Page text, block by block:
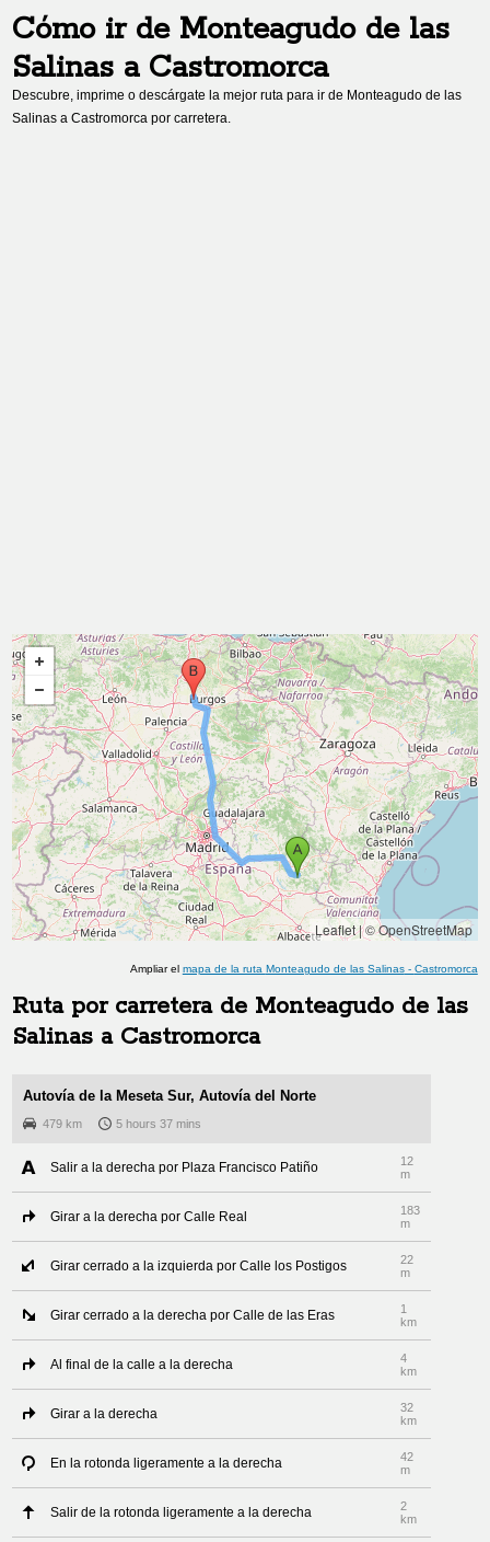
Cómo ir de Monteagudo de las
Salinas a Castromorca
Descubre, imprime o descárgate la mejor ruta para ir de Monteagudo de las
Salinas aCastromorca por carretera.
Leaflet|© OpenStreetMap
Ampliar el mapa de la ruta Monteagudo de las Salinas- Castromorca
Ruta por carretera de Monteagudo de las
Salinas a Castromorca
Autovía de la Meseta Sur, Autovía del Norte
479 km 5 hours 37 mins
Salir a la derecha por Plaza Francisco Patiño
12
m
Girar a la derecha por Calle Real
183
m
Girar cerrado a la izquierda por Calle los Postigos
22
m
Girar cerrado a la derecha por Calle de las Eras
1
km
Al final de la calle a la derecha
4
km
Girar a la derecha
32
km
En la rotonda ligeramente a la derecha
42
m
Salir de la rotonda ligeramente a la derecha
2
km